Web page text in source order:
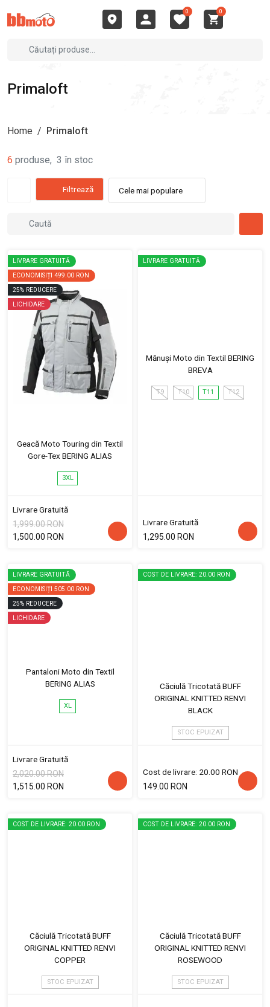
0 0
Primaloft
Home / Primaloft
6 produse, 3 în stoc
Filtrează Cele mai populare
LIVRARE GRATUITĂ
ECONOMISIȚI 499.00 RON
25% REDUCERE
LICHIDARE
Geacă Moto Touring din Textil
Gore-Tex BERING ALIAS
3XL
Livrare Gratuită
1,999.00 RON
1,500.00 RON
LIVRARE GRATUITĂ
Mănuși Moto din Textil BERING
BREVA
T9 T10 T11 T12
Livrare Gratuită
1,295.00 RON
LIVRARE GRATUITĂ
ECONOMISIȚI 505.00 RON
25% REDUCERE
LICHIDARE
Pantaloni Moto din Textil
BERING ALIAS
XL
Livrare Gratuită
2,020.00 RON
1,515.00 RON
COST DE LIVRARE: 20.00 RON
Căciulă Tricotată BUFF
ORIGINAL KNITTED RENVI
BLACK
STOC EPUIZAT
Cost de livrare: 20.00 RON
149.00 RON
COST DE LIVRARE: 20.00 RON
Căciulă Tricotată BUFF
ORIGINAL KNITTED RENVI
COPPER
STOC EPUIZAT
COST DE LIVRARE: 20.00 RON
Căciulă Tricotată BUFF
ORIGINAL KNITTED RENVI
ROSEWOOD
STOC EPUIZAT